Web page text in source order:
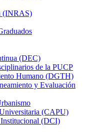
(INRAS)
(DEC)
de la PUCP
Humano (DGTH)
y Evaluación
(CAPU)
(DCI)